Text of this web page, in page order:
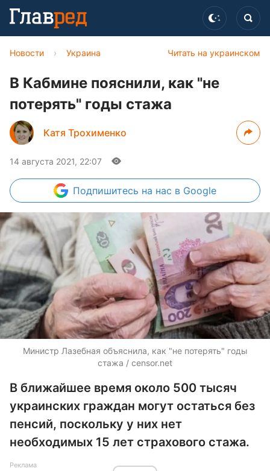
Читать на украинском
Новости › Украина
В Кабмине пояснили, как "не
потерять" годы стажа
Катя Трохименко
14 августа 2021, 22:07
Подпишитесь на нас в Google
Министр Лазебная объяснила, как "не потерять" годы
стажа / censor.net
В ближайшее время около 500 тысяч
украинских граждан могут остаться без
пенсий, поскольку у них нет
необходимых 15 лет страхового стажа.
Реклама